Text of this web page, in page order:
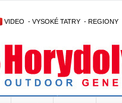
VIDEO - VYSOKÉ TATRY - REGIONY